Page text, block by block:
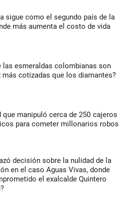
sigue como el segundo país de la
más aumenta el costo de vida
las esmeraldas colombianas son
más cotizadas que los diamantes?
que manipuló cerca de 250 cajeros
para cometer millonarios robos
decisión sobre la nulidad de la
en el caso Aguas Vivas, donde
el exalcalde Quintero